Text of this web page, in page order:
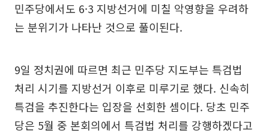
민주당에서도 6·3 지방선거에 미칠 악영향을 우려하
는 분위기가 나타난 것으로 풀이된다.
9일 정치권에 따르면 최근 민주당 지도부는 특검법
처리 시기를 지방선거 이후로 미루기로 했다. 신속히
특검을 추진한다는 입장을 선회한 셈이다. 당초 민주
당은 5월 중 본회의에서 특검법 처리를 강행하겠다고